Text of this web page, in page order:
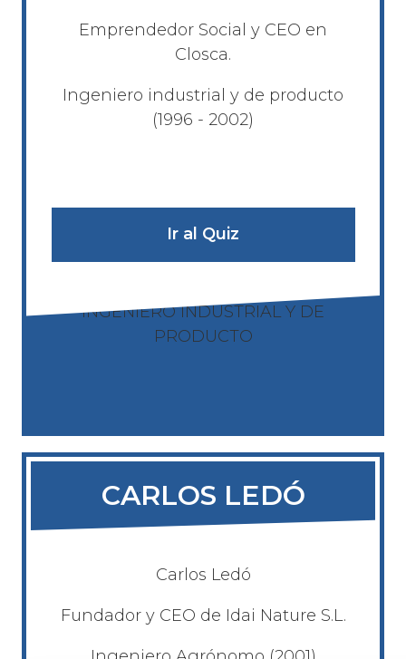
Emprendedor Social y CEO en
Closca.
Ingeniero industrial y de producto
(1996 - 2002)
Ir al Quiz
INGENIERO INDUSTRIAL Y DE
PRODUCTO
CARLOS LEDÓ
Carlos Ledó
Fundador y CEO de Idai Nature S.L.